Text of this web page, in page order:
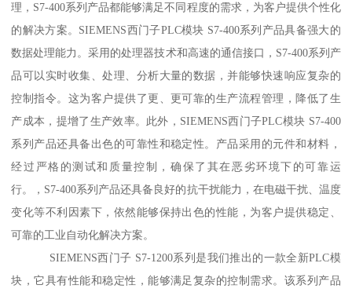
理，S7-400系列产品都能够满足不同程度的需求，为客户提供个性化
的解决方案。SIEMENS西门子PLC模块 S7-400系列产品具备强大的
数据处理能力。采用的处理器技术和高速的通信接口，S7-400系列产
品可以实时收集、处理、分析大量的数据，并能够快速响应复杂的
控制指令。这为客户提供了更、更可靠的生产流程管理，降低了生
产成本，提增了生产效率。此外，SIEMENS西门子PLC模块 S7-400
系列产品还具备出色的可靠性和稳定性。产品采用的元件和材料，
经过严格的测试和质量控制，确保了其在恶劣环境下的可靠运
行。，S7-400系列产品还具备良好的抗干扰能力，在电磁干扰、温度
变化等不利因素下，依然能够保持出色的性能，为客户提供稳定、
可靠的工业自动化解决方案。
SIEMENS西门子 S7-1200系列是我们推出的一款全新PLC模
块，它具有性能和稳定性，能够满足复杂的控制需求。该系列产品